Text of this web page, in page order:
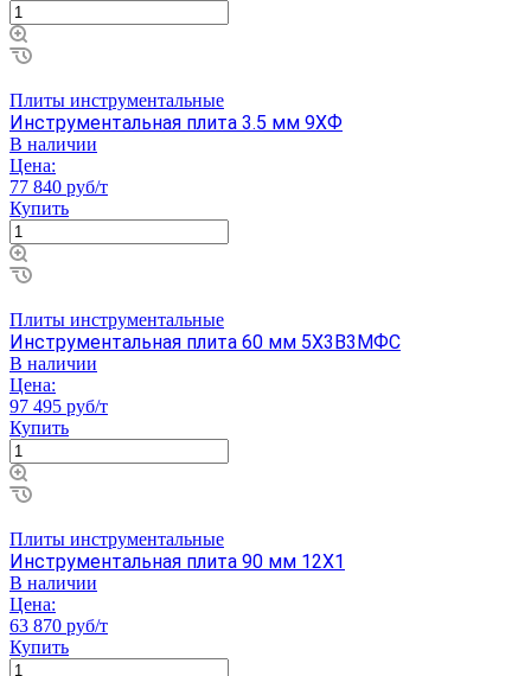
Плиты инструментальные
Инструментальная плита 3.5 мм 9ХФ
В наличии
Цена:
77 840 руб/т
Купить
Плиты инструментальные
Инструментальная плита 60 мм 5Х3В3МФС
В наличии
Цена:
97 495 руб/т
Купить
Плиты инструментальные
Инструментальная плита 90 мм 12Х1
В наличии
Цена:
63 870 руб/т
Купить